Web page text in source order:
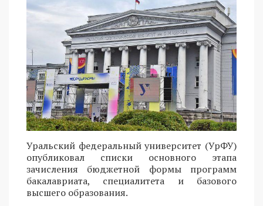
Уральский федеральный университет (УрФУ)
опубликовал списки основного этапа
зачисления бюджетной формы программ
бакалавриата, специалитета и базового
высшего образования.